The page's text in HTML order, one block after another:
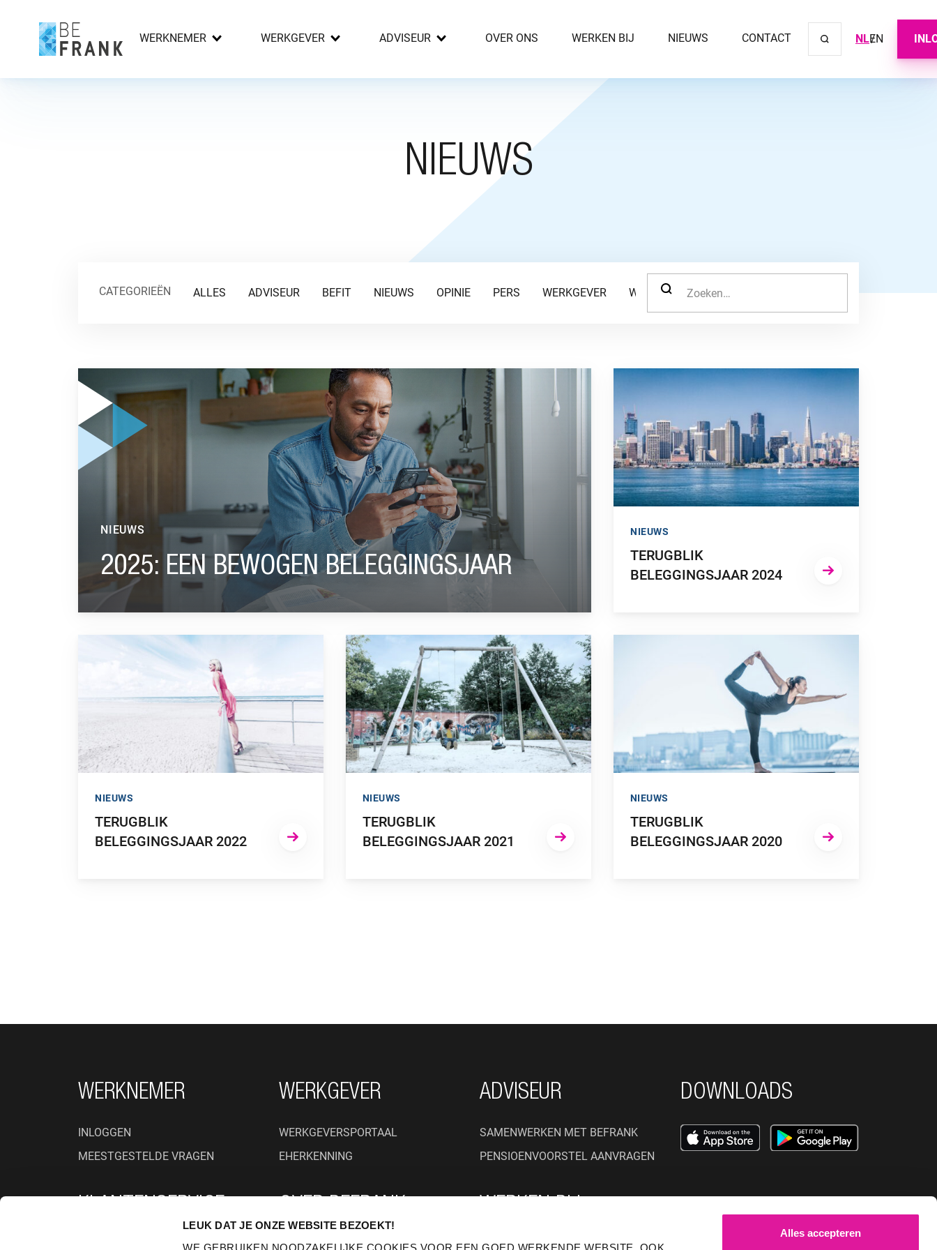
LEUK DAT JE ONZE WEBSITE BEZOEKT!
Alles accepteren
WERKNEMER WERKGEVER ADVISEUR OVER ONS WERKEN BIJ NIEUWS CONTACT NLEN
NIEUWS
CATEGORIEËN ALLES ADVISEUR BEFIT NIEUWS OPINIE PERS WERKGEVER WERKNEMER
ZOEK NAAR:
GA NAAR “2025: EEN BEWOGEN BELEGGINGSJAAR”
2025: EEN BEWOGEN BELEGGINGSJAAR
NIEUWS
GA NAAR “TERUGBLIK BELEGGINGSJAAR 2024”
TERUGBLIK
BELEGGINGSJAAR 2024
NIEUWS
GA NAAR “TERUGBLIK BELEGGINGSJAAR 2022”
TERUGBLIK
BELEGGINGSJAAR 2022
NIEUWS
GA NAAR “TERUGBLIK BELEGGINGSJAAR 2021”
TERUGBLIK
BELEGGINGSJAAR 2021
NIEUWS
TERUGBLIK
BELEGGINGSJAAR 2020
NIEUWS
FOOTER NAVIGATIE
WERKNEMER
INLOGGEN
MEESTGESTELDE VRAGEN
WERKGEVER
WERKGEVERSPORTAAL
EHERKENNING
WIE ZIJN WIJ?
ADVISEUR
SAMENWERKEN MET BEFRANK
PENSIOENVOORSTEL AANVRAGEN
DOWNLOADS
SOCIAL MEDIA
Sluit